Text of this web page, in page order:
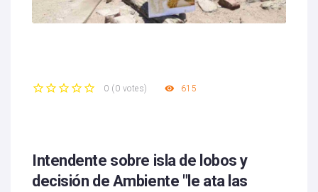
0 ( 0 votes) 615
Intendente sobre isla de lobos y
decisión de Ambiente "le ata las